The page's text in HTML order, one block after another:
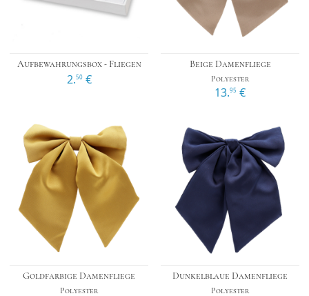
Aufbewahrungsbox - Fliegen
2.50€
Beige Damenfliege
Polyester
13.95 €
Goldfarbige Damenfliege
Polyester
Dunkelblaue Damenfliege
Polyester